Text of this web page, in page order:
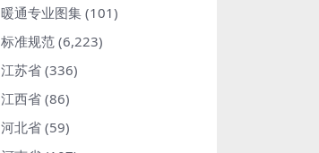
暖通专业图集 (101)
标准规范 (6,223)
江苏省 (336)
江西省 (86)
河北省 (59)